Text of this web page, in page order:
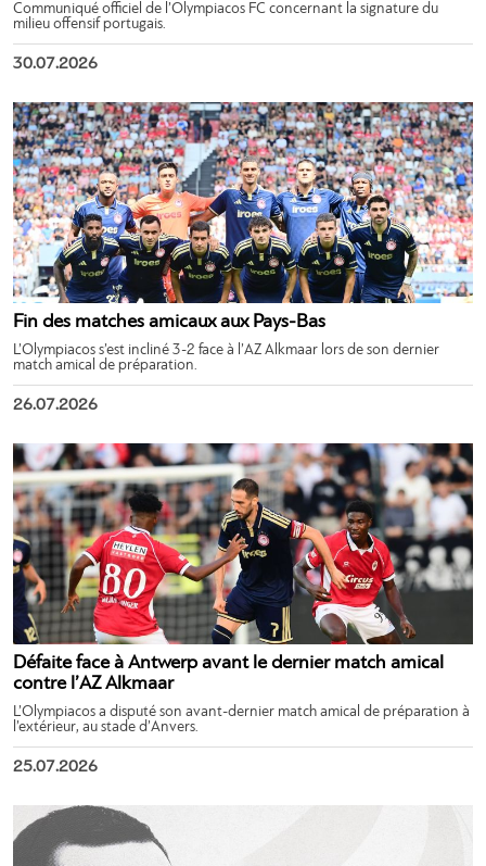
Communiqué officiel de l’Olympiacos FC concernant la signature du
milieu offensif portugais.
30.07.2026
Fin des matches amicaux aux Pays-Bas
L’Olympiacos s’est incliné 3-2 face à l’AZ Alkmaar lors de son dernier
match amical de préparation.
26.07.2026
Défaite face à Antwerp avant le dernier match amical
contre l’AZ Alkmaar
L’Olympiacos a disputé son avant-dernier match amical de préparation à
l’extérieur, au stade d’Anvers.
25.07.2026